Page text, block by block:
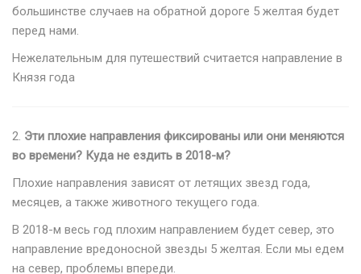
большинстве случаев на обратной дороге 5 желтая будет
перед нами.
Нежелательным для путешествий считается направление в
Князя года
2. Эти плохие направления фиксированы или они меняются
во времени? Куда не ездить в 2018-м?
Плохие направления зависят от летящих звезд года,
месяцев, а также животного текущего года.
В 2018-м весь год плохим направлением будет север, это
направление вредоносной звезды 5 желтая. Если мы едем
на север, проблемы впереди.